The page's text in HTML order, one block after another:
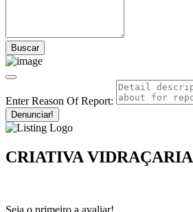
Enter Reason Of Report:
Denunciar!
CRIATIVA VIDRAÇARIA
Seja o primeiro a avaliar!